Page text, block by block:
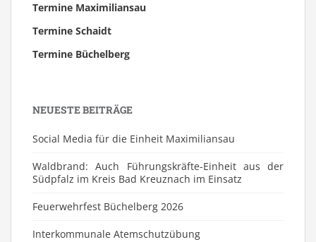
Termine Maximiliansau
Termine Schaidt
Termine Büchelberg
NEUESTE BEITRÄGE
Social Media für die Einheit Maximiliansau
Waldbrand: Auch Führungskräfte-Einheit aus der
Südpfalz im Kreis Bad Kreuznach im Einsatz
Feuerwehrfest Büchelberg 2026
⁠Interkommunale Atemschutzübung